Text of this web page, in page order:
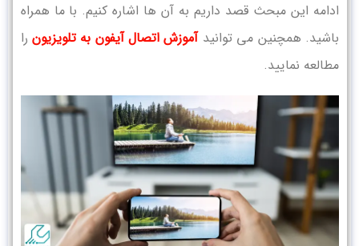
ادامه این مبحث قصد داریم به آن ها اشاره کنیم. با ما همراه
باشید. همچنین می توانیدآموزش اتصال آیفون به تلویزیون را
مطالعه نمایید.